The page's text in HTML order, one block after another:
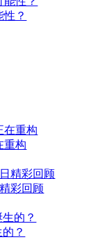
？
重构
彩回顾
？